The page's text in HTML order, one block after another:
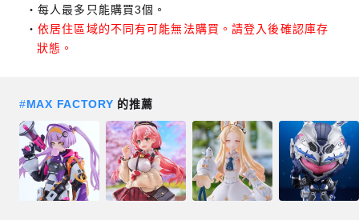
每人最多只能購買3個。
依居住區域的不同有可能無法購買。請登入後確認庫存
狀態。
#MAX FACTORY 的推薦